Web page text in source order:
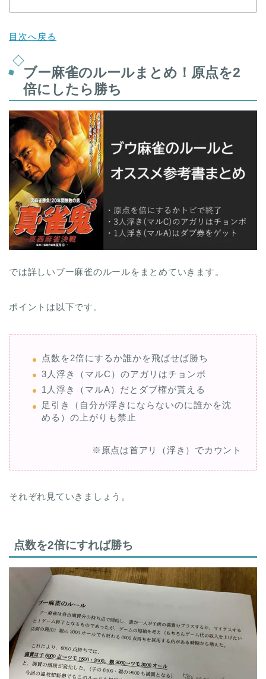
目次へ戻る
ブー麻雀のルールまとめ！原点を2
倍にしたら勝ち
では詳しいブー麻雀のルールをまとめていきます。
ポイントは以下です。
点数を2倍にするか誰かを飛ばせば勝ち
3人浮き（マルC）のアガリはチョンボ
1人浮き（マルA）だとダブ権が貰える
足引き（自分が浮きにならないのに誰かを沈
める）の上がりも禁止
※原点は首アリ（浮き）でカウント
それぞれ見ていきましょう。
点数を2倍にすれば勝ち